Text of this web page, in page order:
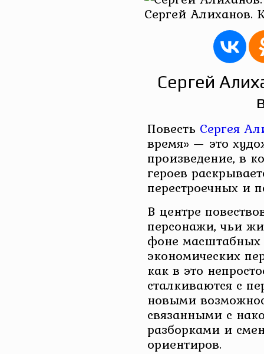
Сергей Алиханов.
Сергей
Повесть Сергея
время» — это
произведение, в
героев
перестроечных и
В центре
персонажи, чьи
фоне
экономических
как в это
сталкиваются с
новыми
связанными с
разборками и
ориентиров.